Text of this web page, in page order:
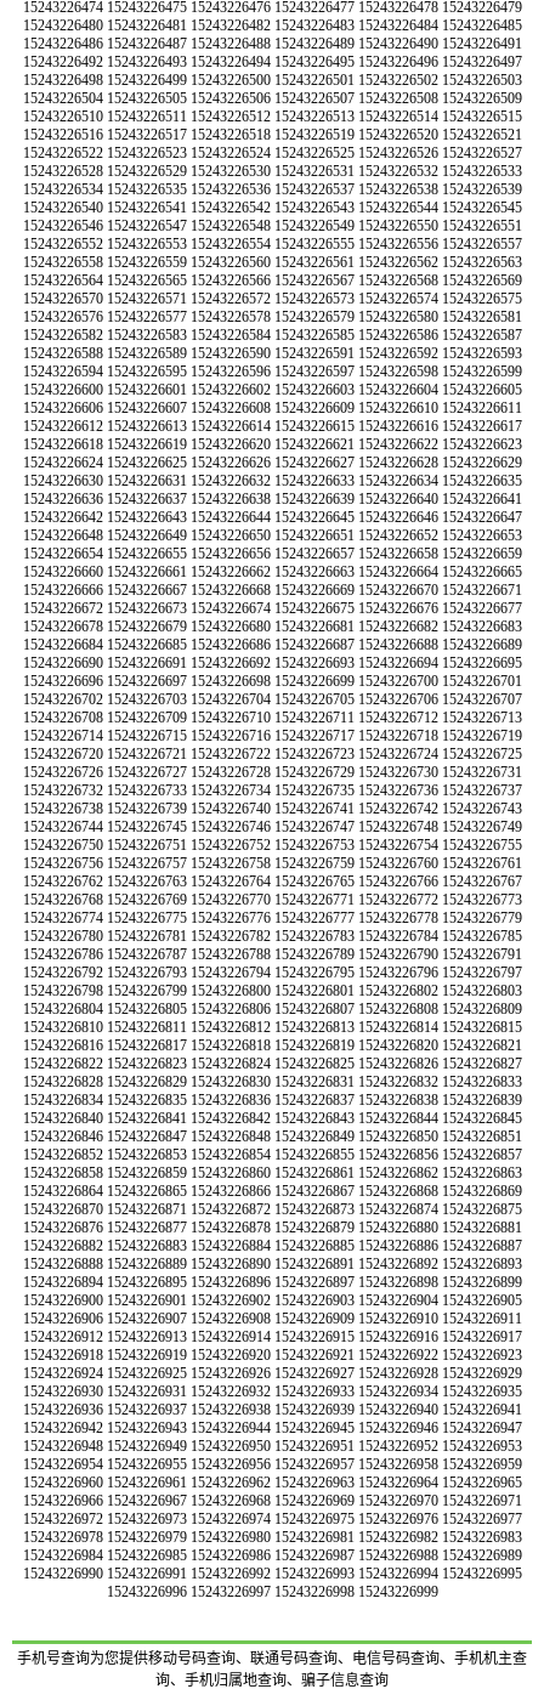
手机号查询为您提供移动号码查询、联通号码查询、电信号码查询、手机机主查
询、手机归属地查询、骗子信息查询